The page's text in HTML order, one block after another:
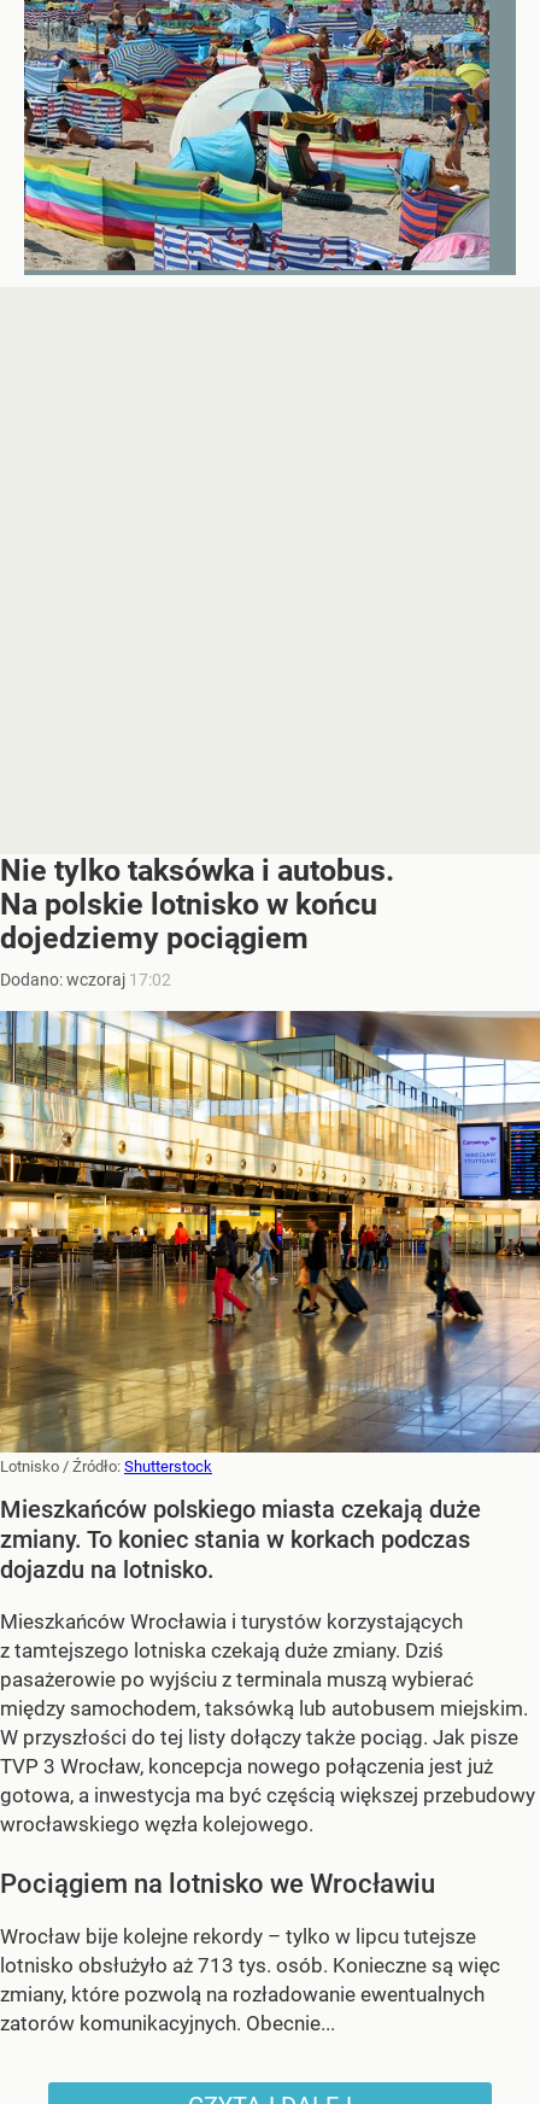
Nie tylko taksówka i autobus.
Na polskie lotnisko w końcu
dojedziemy pociągiem
Dodano:wczoraj 17:02
Lotnisko / Źródło: Shutterstock
Mieszkańców polskiego miasta czekają duże
zmiany. To koniec stania w korkach podczas
dojazdu na lotnisko.
Mieszkańców Wrocławia i turystów korzystających
z tamtejszego lotniska czekają duże zmiany. Dziś
pasażerowie po wyjściu z terminala muszą wybierać
między samochodem, taksówką lub autobusem miejskim.
W przyszłości do tej listy dołączy także pociąg. Jak pisze
TVP 3 Wrocław, koncepcja nowego połączenia jest już
gotowa, a inwestycja ma być częścią większej przebudowy
wrocławskiego węzła kolejowego.
Pociągiem na lotnisko we Wrocławiu
Wrocław bije kolejne rekordy – tylko w lipcu tutejsze
lotnisko obsłużyło aż 713 tys. osób. Konieczne są więc
zmiany, które pozwolą na rozładowanie ewentualnych
zatorów komunikacyjnych. Obecnie...